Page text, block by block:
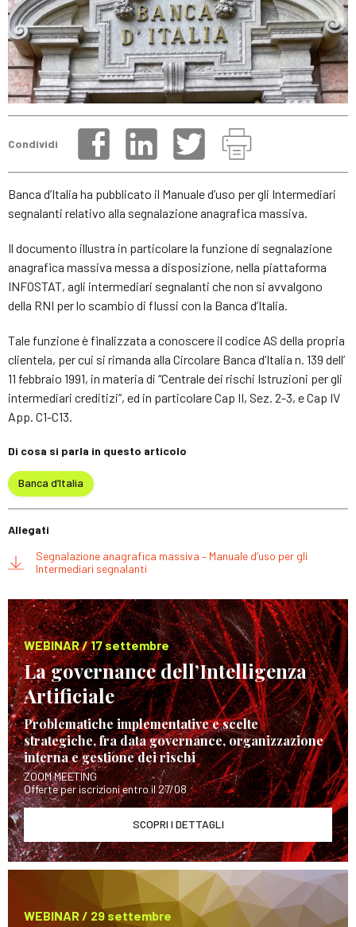
Condividi
Banca d’Italia ha pubblicato il Manuale d’uso per gli Intermediari
segnalanti relativo alla segnalazione anagrafica massiva.
Il documento illustra in particolare la funzione di segnalazione
anagrafica massiva messa a disposizione, nella piattaforma
INFOSTAT, agli intermediari segnalanti che non si avvalgono
della RNI per lo scambio di flussi con la Banca d’Italia.
Tale funzione è finalizzata a conoscere il codice AS della propria
clientela, per cui si rimanda alla Circolare Banca d’Italia n. 139 dell’
11 febbraio 1991, in materia di “Centrale dei rischi Istruzioni per gli
intermediari creditizi”, ed in particolare Cap II, Sez. 2-3, e Cap IV
App. C1-C13.
Di cosa si parla in questo articolo
Banca d’Italia
Allegati
Segnalazione anagrafica massiva – Manuale d’uso per gli
Intermediari segnalanti
WEBINAR / 17 settembre
La governance dell’Intelligenza
Artificiale
Problematiche implementative e scelte
strategiche, fra data governance, organizzazione
interna e gestione dei rischi
ZOOM MEETING
Offerte per iscrizioni entro il 27/08
SCOPRI I DETTAGLI
WEBINAR / 29 settembre